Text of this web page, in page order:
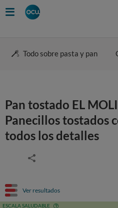
Todo sobre pasta y pan
Pan tostado EL
Panecillos tostados
todos los detalles
Ver resultados
ESCALA SALUDABLE